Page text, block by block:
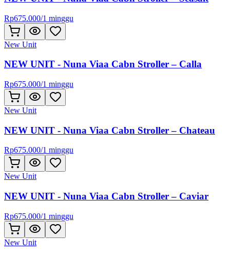
Rp675.000/1 minggu
New Unit
NEW UNIT - Nuna Viaa Cabn Stroller – Calla
Rp675.000/1 minggu
New Unit
NEW UNIT - Nuna Viaa Cabn Stroller – Chateau
Rp675.000/1 minggu
New Unit
NEW UNIT - Nuna Viaa Cabn Stroller – Caviar
Rp675.000/1 minggu
New Unit